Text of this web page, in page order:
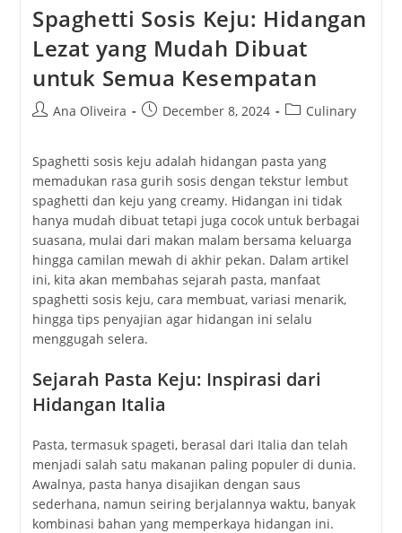
Spaghetti Sosis Keju: Hidangan
Lezat yang Mudah Dibuat
untuk Semua Kesempatan
PostAna Oliveira
PostDecember 8, 2024
PostCulinary
Spaghetti sosis keju adalah hidangan pasta yang
memadukan rasa gurih sosis dengan tekstur lembut
spaghetti dan keju yang creamy. Hidangan ini tidak
hanya mudah dibuat tetapi juga cocok untuk berbagai
suasana, mulai dari makan malam bersama keluarga
hingga camilan mewah di akhir pekan. Dalam artikel
ini, kita akan membahas sejarah pasta, manfaat
spaghetti sosis keju, cara membuat, variasi menarik,
hingga tips penyajian agar hidangan ini selalu
menggugah selera.
Sejarah Pasta Keju: Inspirasi dari
Hidangan Italia
Pasta, termasuk spageti, berasal dari Italia dan telah
menjadi salah satu makanan paling populer di dunia.
Awalnya, pasta hanya disajikan dengan saus
sederhana, namun seiring berjalannya waktu, banyak
kombinasi bahan yang memperkaya hidangan ini.